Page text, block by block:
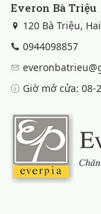
Everon Bà Triệu
120 Bà Triệu,
0944098857
Giờ mở cửa: